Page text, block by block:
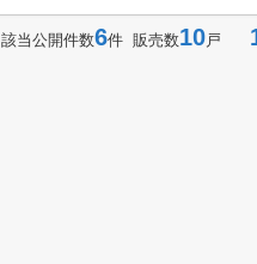
該当公開件数6件 販売数10戸